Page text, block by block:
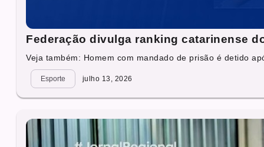
Federação divulga ranking catarinense
Veja também: Homem com mandado de prisão é detido
Esporte julho 13, 2026